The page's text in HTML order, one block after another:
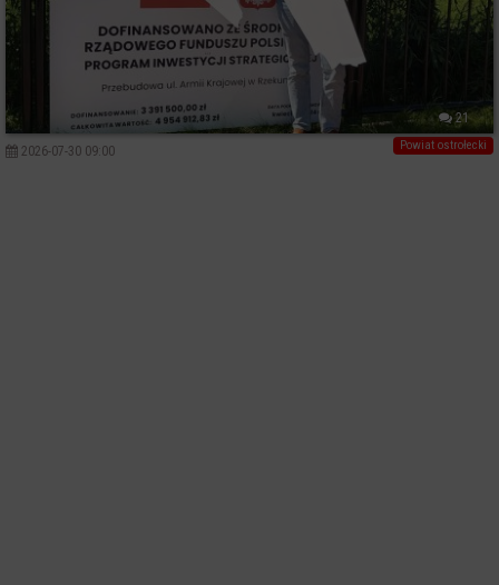
21
Powiat ostrołecki
2026-07-30 09:00